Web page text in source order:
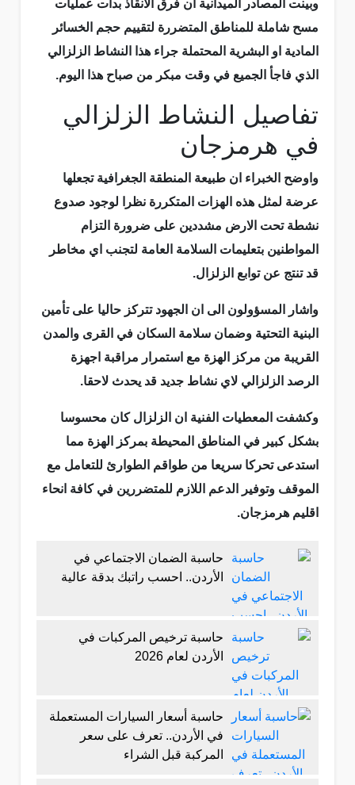
وبينت المصادر الميدانية ان فرق الانقاذ بدأت عمليات
مسح شاملة للمناطق المتضررة لتقييم حجم الخسائر
المادية او البشرية المحتملة جراء هذا النشاط الزلزالي
الذي فاجأ الجميع في وقت مبكر من صباح هذا اليوم.
تفاصيل النشاط الزلزالي
في هرمزجان
واوضح الخبراء ان طبيعة المنطقة الجغرافية تجعلها
عرضة لمثل هذه الهزات المتكررة نظرا لوجود صدوع
نشطة تحت الارض مشددين على ضرورة التزام
المواطنين بتعليمات السلامة العامة لتجنب اي مخاطر
قد تنتج عن توابع الزلزال.
واشار المسؤولون الى ان الجهود تتركز حاليا على تأمين
البنية التحتية وضمان سلامة السكان في القرى والمدن
القريبة من مركز الهزة مع استمرار مراقبة اجهزة
الرصد الزلزالي لاي نشاط جديد قد يحدث لاحقا.
وكشفت المعطيات الفنية ان الزلزال كان محسوسا
بشكل كبير في المناطق المحيطة بمركز الهزة مما
استدعى تحركا سريعا من طواقم الطوارئ للتعامل مع
الموقف وتوفير الدعم اللازم للمتضررين في كافة انحاء
اقليم هرمزجان.
حاسبة الضمان الاجتماعي في
الأردن.. احسب راتبك بدقة عالية
حاسبة ترخيص المركبات في
الأردن لعام 2026
حاسبة أسعار السيارات المستعملة
في الأردن.. تعرف على سعر
المركبة قبل الشراء